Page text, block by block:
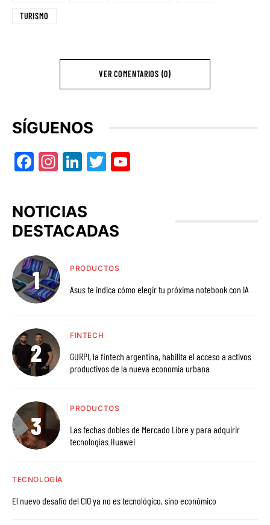
TURISMO
VER COMENTARIOS (0)
SÍGUENOS
Facebook
Instagram
LinkedIn
Twitter
NOTICIAS
DESTACADAS
PRODUCTOS
Asus te indica cómo elegir tu próxima notebook con IA
FINTECH
GURPI, la fintech argentina, habilita el acceso a activos
productivos de la nueva economía urbana
PRODUCTOS
Las fechas dobles de Mercado Libre y para adquirir
tecnologías Huawei
TECNOLOGÍA
El nuevo desafío del CIO ya no es tecnológico, sino económico